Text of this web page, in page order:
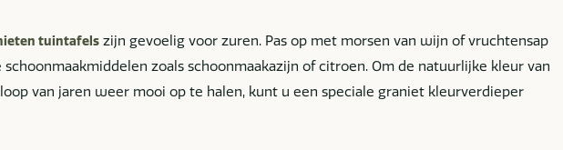
tuintafelszijn gevoelig voor zuren. Pas op met morsen van wijn of vruchtensap
zoals schoonmaakazijn of citroen. Om de natuurlijke kleur van
van jaren weer mooi op te halen, kunt u een speciale graniet kleurverdieper